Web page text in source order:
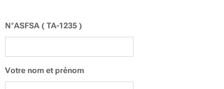
N°ASFSA ( TA-1235 )
Votre nom et prénom